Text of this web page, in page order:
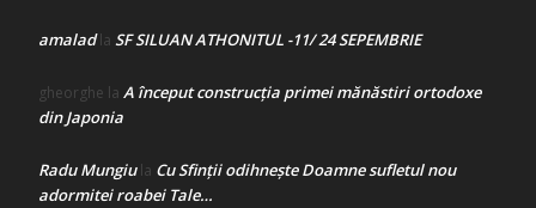
amaladla SF SILUAN ATHONITUL -11/ 24 SEPEMBRIE
gheorghe la A început construcţia primei mănăstiri ortodoxe
din Japonia
Radu Mungiula Cu Sfinții odihnește Doamne sufletul nou
adormitei roabei Tale…